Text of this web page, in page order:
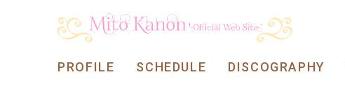
PROFILE SCHEDULE DISCOGRAPHY